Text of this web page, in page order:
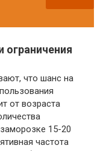
ограничения
что шанс на
от возраста
15-20
частота